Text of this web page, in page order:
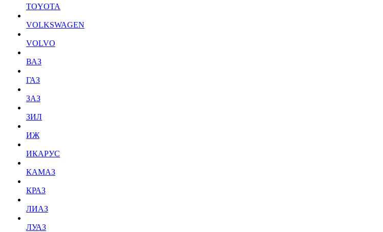
TOYOTA
VOLKSWAGEN
VOLVO
ВАЗ
ГАЗ
ЗАЗ
ЗИЛ
ИЖ
ИКАРУС
КАМАЗ
КРАЗ
ЛИАЗ
ЛУАЗ